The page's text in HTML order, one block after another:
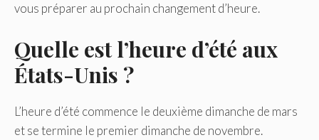
vous préparer au prochain changement d’heure.
Quelle est l’heure d’été aux
États-Unis ?
L’heure d’été commence le deuxième dimanche de mars
et se termine le premier dimanche de novembre.